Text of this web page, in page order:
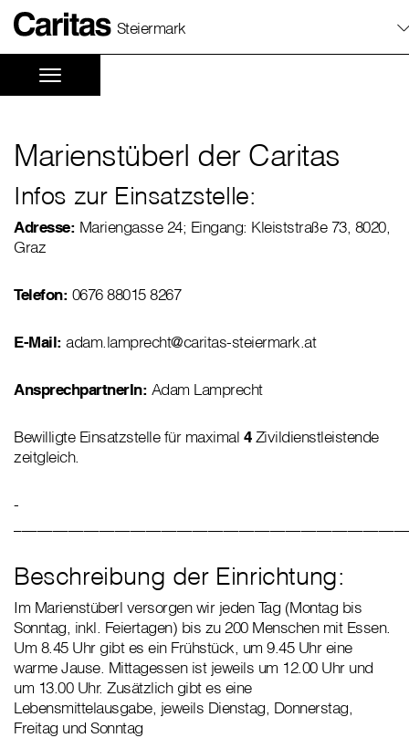
Steiermark
Marienstüberl der Caritas
Infos zur Einsatzstelle:
Adresse: Mariengasse 24; Eingang: Kleiststraße 73, 8020,
Graz
Telefon: 0676 88015 8267
E-Mail: adam.lamprecht@caritas-steiermark.at
AnsprechpartnerIn: Adam Lamprecht
Bewilligte Einsatzstelle für maximal 4Zivildienstleistende
zeitgleich.
­­­­­­­­­­­­
Beschreibung der Einrichtung:
Im Marienstüberl versorgen wir jeden Tag (Montag bis
Sonntag, inkl. Feiertagen) bis zu 200 Menschen mit Essen.
Um 8.45 Uhr gibt es ein Frühstück, um 9.45 Uhr eine
warme Jause. Mittagessen ist jeweils um 12.00 Uhr und
um 13.00 Uhr. Zusätzlich gibt es eine
Lebensmittelausgabe, jeweils Dienstag, Donnerstag,
Freitag und Sonntag